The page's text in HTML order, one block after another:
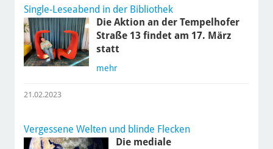
Single-Leseabend in der Bibliothek
Die Aktion an der Tempelhofer
Straße 13 findet am 17. März
statt
mehr
21.02.2023
Vergessene Welten und blinde Flecken
Die mediale